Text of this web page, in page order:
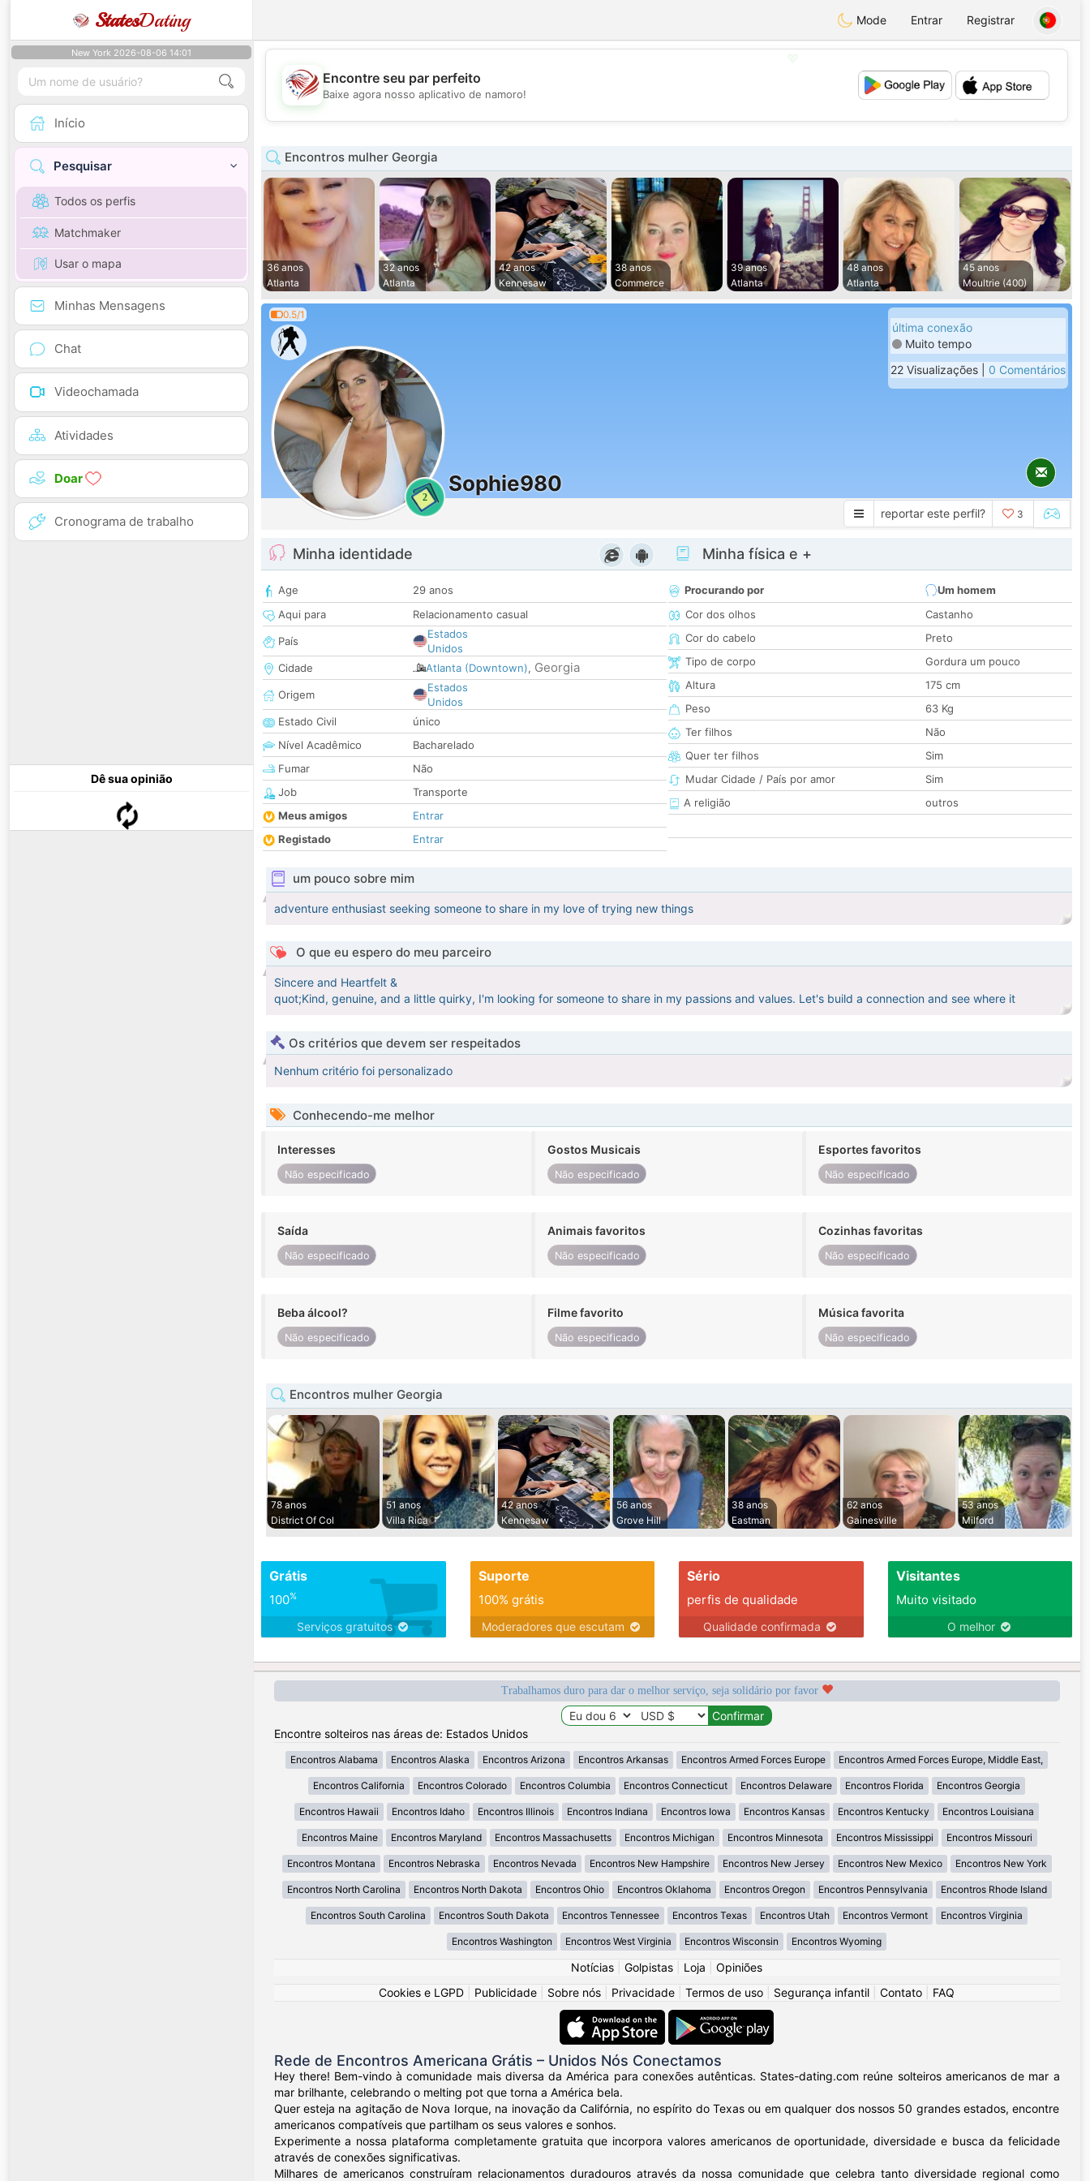
StatesDating Mode Entrar Registrar
New York 2026-08-06 14:01
Início
Pesquisar
Todos os perfis
Matchmaker
Usar o mapa
Minhas Mensagens
Chat
Videochamada
Atividades
Doar
Cronograma de trabalho
Dê sua opinião
💕
Encontre seu par perfeito
Baixe agora nosso aplicativo de namoro!
Encontros mulher Georgia
36 anos
Atlanta
32 anos
Atlanta
42 anos
Kennesaw
38 anos
Commerce
39 anos
Atlanta
48 anos
Atlanta
45 anos
Moultrie (400)
0.5/1
2
Sophie980
última conexão
Muito tempo
22 Visualizações | 0 Comentários
reportar este perfil? 3
Minha identidade
Age
29 anos
Aqui para
Relacionamento casual
País
Estados
Unidos
Cidade
Atlanta (Downtown), Georgia
Origem
Estados
Unidos
Estado Civil
único
Nível Acadêmico
Bacharelado
Fumar
Não
Job
Transporte
Meus amigos
Entrar
Registado
Entrar
Minha física e +
Procurando por
Um homem
Cor dos olhos
Castanho
Cor do cabelo
Preto
Tipo de corpo
Gordura um pouco
Altura
175 cm
Peso
63 Kg
Ter filhos
Não
Quer ter filhos
Sim
Mudar Cidade / País por amor
Sim
A religião
outros
um pouco sobre mim
adventure enthusiast seeking someone to share in my love of trying new things
O que eu espero do meu parceiro
Sincere and Heartfelt &
quot;Kind, genuine, and a little quirky, I'm looking for someone to share in my passions and values. Let's build a connection and see where it
Os critérios que devem ser respeitados
Nenhum critério foi personalizado
Conhecendo-me melhor
Interesses
Não especificado
Gostos Musicais
Não especificado
Esportes favoritos
Não especificado
Saída
Não especificado
Animais favoritos
Não especificado
Cozinhas favoritas
Não especificado
Beba álcool?
Não especificado
Filme favorito
Não especificado
Música favorita
Não especificado
Encontros mulher Georgia
78 anos
District Of Col
51 anos
Villa Rica
42 anos
Kennesaw
56 anos
Grove Hill
38 anos
Eastman
62 anos
Gainesville
53 anos
Milford
Grátis
100%
Serviços gratuitos
Suporte
100% grátis
Moderadores que escutam
Sério
perfis de qualidade
Qualidade confirmada
Visitantes
Muito visitado
O melhor
Trabalhamos duro para dar o melhor serviço, seja solidário por favor
Encontre solteiros nas áreas de: Estados Unidos
Encontros Alabama Encontros Alaska Encontros Arizona Encontros Arkansas Encontros Armed Forces Europe Encontros Armed Forces Europe, Middle East,
Encontros California Encontros Colorado Encontros Columbia Encontros Connecticut Encontros Delaware Encontros Florida Encontros Georgia
Encontros Hawaii Encontros Idaho Encontros Illinois Encontros Indiana Encontros Iowa Encontros Kansas Encontros Kentucky Encontros Louisiana
Encontros Maine Encontros Maryland Encontros Massachusetts Encontros Michigan Encontros Minnesota Encontros Mississippi Encontros Missouri
Encontros Montana Encontros Nebraska Encontros Nevada Encontros New Hampshire Encontros New Jersey Encontros New Mexico Encontros New York
Encontros North Carolina Encontros North Dakota Encontros Ohio Encontros Oklahoma Encontros Oregon Encontros Pennsylvania Encontros Rhode Island
Encontros South Carolina Encontros South Dakota Encontros Tennessee Encontros Texas Encontros Utah Encontros Vermont Encontros Virginia
Encontros Washington Encontros West Virginia Encontros Wisconsin Encontros Wyoming
Notícias Golpistas Loja
Opiniões
Cookies e LGPD
Publicidade Sobre nós Privacidade Termos de uso Segurança infantil Contato FAQ
Rede de Encontros Americana Grátis – Unidos Nós Conectamos
Hey there! Bem-vindo à comunidade mais diversa da América para conexões autênticas. States-dating.com reúne solteiros americanos de mar a
mar brilhante, celebrando o melting pot que torna a América bela.
Quer esteja na agitação de Nova Iorque, na inovação da Califórnia, no espírito do Texas ou em qualquer dos nossos 50 grandes estados, encontre
americanos compatíveis que partilham os seus valores e sonhos.
Experimente a nossa plataforma completamente gratuita que incorpora valores americanos de oportunidade, diversidade e busca da felicidade
através de conexões significativas.
Milhares de americanos construíram relacionamentos duradouros através da nossa comunidade que celebra tanto diversidade regional como